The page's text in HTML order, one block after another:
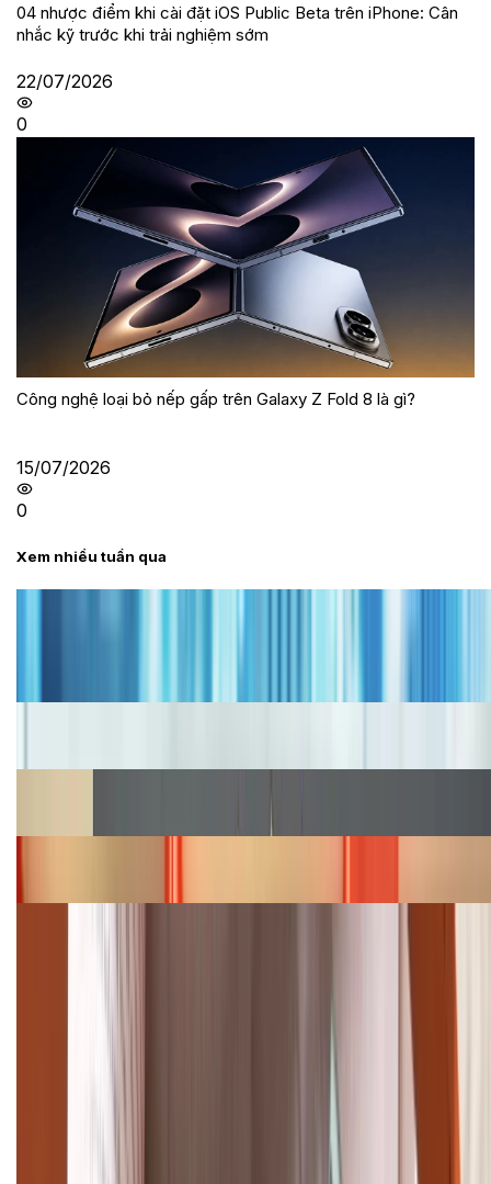
04 nhược điểm khi cài đặt iOS Public Beta trên iPhone: Cân
nhắc kỹ trước khi trải nghiệm sớm
22/07/2026
0
Công nghệ loại bỏ nếp gấp trên Galaxy Z Fold 8 là gì?
15/07/2026
0
Xem nhiều tuần qua